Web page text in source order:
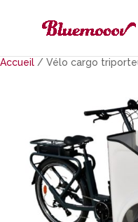
Accueil / Vélo cargo